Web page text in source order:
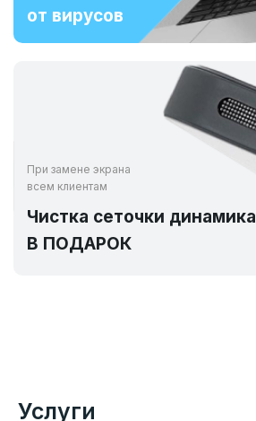
от вирусов
При замене экрана
всем клиентам
Чистка сеточки динамика
В ПОДАРОК
Услуги